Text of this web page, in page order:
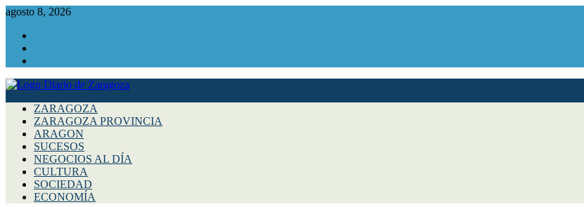
agosto 8, 2026
ZARAGOZA
ZARAGOZA PROVINCIA
ARAGON
SUCESOS
NEGOCIOS AL DÍA
CULTURA
SOCIEDAD
ECONOMÍA